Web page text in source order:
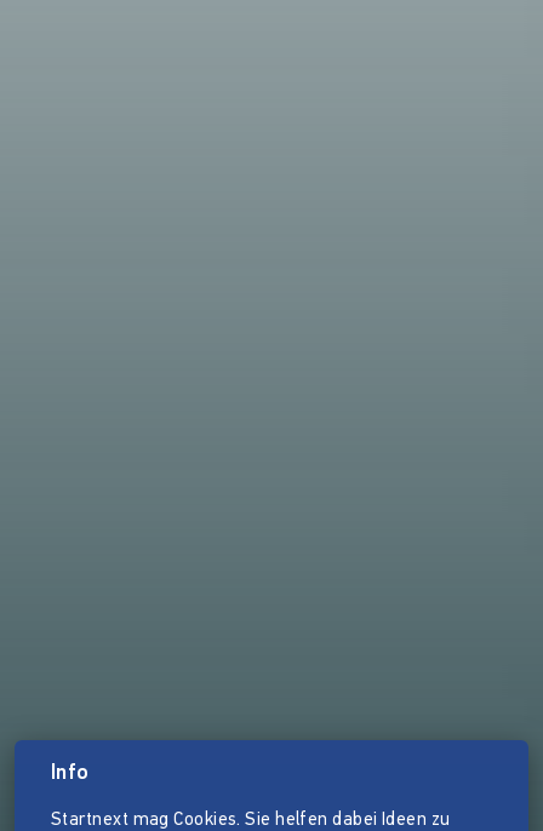
Info
Startnext mag Cookies. Sie helfen dabei Ideen zu